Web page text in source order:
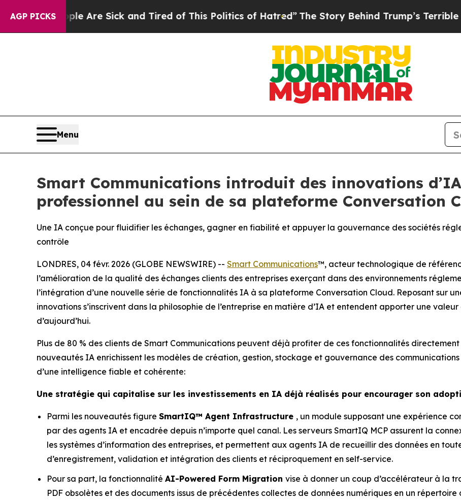
AGP PICKSAre Sick and Tired of This Politics of Hatred”The Story Behind Trump’s Terrible Approval
Menu
Smart Communications introduit des innovations
professionnel au sein de sa plateforme Conversation
Une IA conçue pour fluidifier les échanges, gagner en fiabilité et appuyer la gouvernance des sociétés
contrôle
LONDRES, 04 févr. 2026 (GLOBE NEWSWIRE) -- Smart Communications™, acteur technologique de
l’amélioration de la qualité des échanges clients des entreprises exerçant dans des environnements
l’intégration d’une nouvelle série de fonctionnalités IA à sa plateforme Conversation Cloud. Reposant sur
innovations s’inscrivent dans la philosophie de l’entreprise en matière d’IA et entendent apporter une
d’aujourd’hui.
Plus de 80 % des clients de Smart Communications peuvent déjà profiter de ces fonctionnalités
nouveautés IA enrichissent les modèles de création, gestion, stockage et gouvernance des
d’une intelligence fiable et cohérente:
Une stratégie qui capitalise sur les investissements en IA déjà réalisés pour encourager son
Parmi les nouveautés figure SmartIQ™ Agent Infrastructure , un module supposant une expérience
par des agents IA et encadrée depuis n’importe quel canal. Les serveurs SmartIQ MCP assurent la
les systèmes d’information des entreprises, et permettent aux agents IA de recueillir des données en
d’enregistrement, validation et intégration des clients et réciproquement en self-service.
Pour sa part, la fonctionnalité AI-Powered Form Migration vise à donner un coup d’accélérateur à la
PDF obsolètes et des documents issus de précédentes collectes de données numériques en un